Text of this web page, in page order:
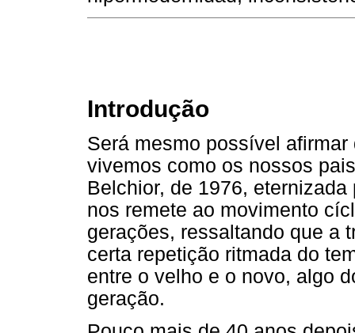
Introdução
Será mesmo possível
vivemos como os nossos
Belchior, de 1976,
nos remete ao movimento
gerações, ressaltando que a
certa repetição ritmada do
entre o velho e o novo, algo
geração.